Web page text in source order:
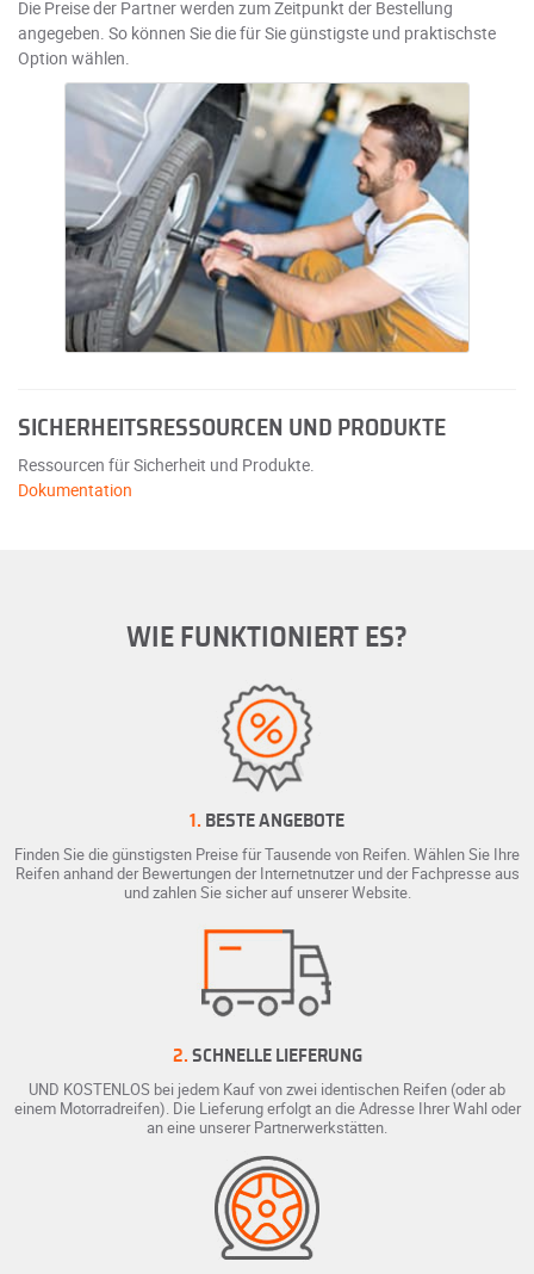
Die Preise der Partner werden zum Zeitpunkt der Bestellung
angegeben. So können Sie die für Sie günstigste und praktischste
Option wählen.
SICHERHEITSRESSOURCEN UND PRODUKTE
Ressourcen für Sicherheit und Produkte.
Dokumentation
WIE FUNKTIONIERT ES?
1. BESTE ANGEBOTE
Finden Sie die günstigsten Preise für Tausende von Reifen. Wählen Sie Ihre
Reifen anhand der Bewertungen der Internetnutzer und der Fachpresse aus
und zahlen Sie sicher auf unserer Website.
2. SCHNELLE LIEFERUNG
UND KOSTENLOS bei jedem Kauf von zwei identischen Reifen (oder ab
einem Motorradreifen). Die Lieferung erfolgt an die Adresse Ihrer Wahl oder
an eine unserer Partnerwerkstätten.